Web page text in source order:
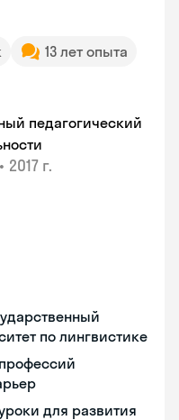
13 лет опыта
педагогический
• 2017 г.
по лингвистике
для развития